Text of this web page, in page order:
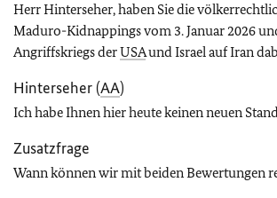
Herr Hinterseher, haben Sie die
Maduro-Kidnappings vom 3. Januar 2026
Angriffskriegs derUSAund Israel auf Iran
Hinterseher (AA)
Ich habe Ihnen hier heute keinen neuen
Zusatzfrage
Wann können wir mit beiden Bewertungen